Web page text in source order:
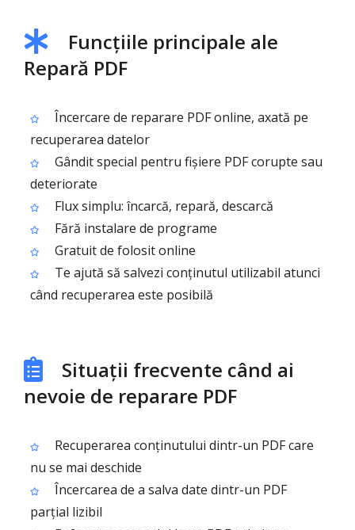
Funcțiile principale ale
Repară PDF
Încercare de reparare PDF online, axată pe
recuperarea datelor
Gândit special pentru fișiere PDF corupte sau
deteriorate
Flux simplu: încarcă, repară, descarcă
Fără instalare de programe
Gratuit de folosit online
Te ajută să salvezi conținutul utilizabil atunci
când recuperarea este posibilă
Situații frecvente când ai
nevoie de reparare PDF
Recuperarea conținutului dintr-un PDF care
nu se mai deschide
Încercarea de a salva date dintr-un PDF
parțial lizibil